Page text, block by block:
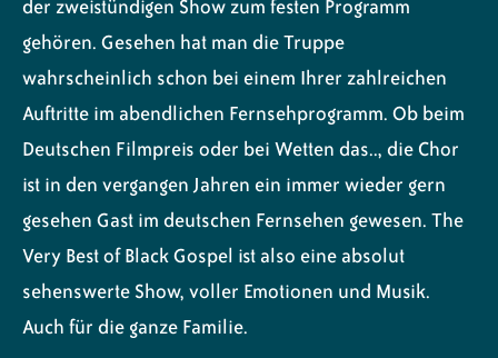
der zweistündigen Show zum festen Programm
gehören. Gesehen hat man die Truppe
wahrscheinlich schon bei einem Ihrer zahlreichen
Auftritte im abendlichen Fernsehprogramm. Ob beim
Deutschen Filmpreis oder bei Wetten das.., die Chor
ist in den vergangen Jahren ein immer wieder gern
gesehen Gast im deutschen Fernsehen gewesen. The
Very Best of Black Gospel ist also eine absolut
sehenswerte Show, voller Emotionen und Musik.
Auch für die ganze Familie.